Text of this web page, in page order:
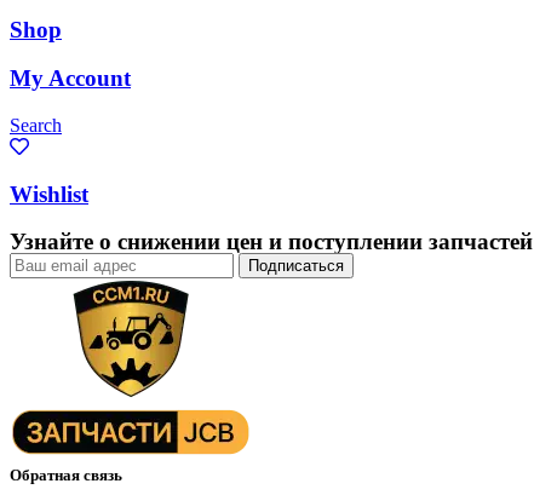
Shop
My Account
Search
Wishlist
Узнайте о снижении цен и поступлении запчастей
Обратная связь